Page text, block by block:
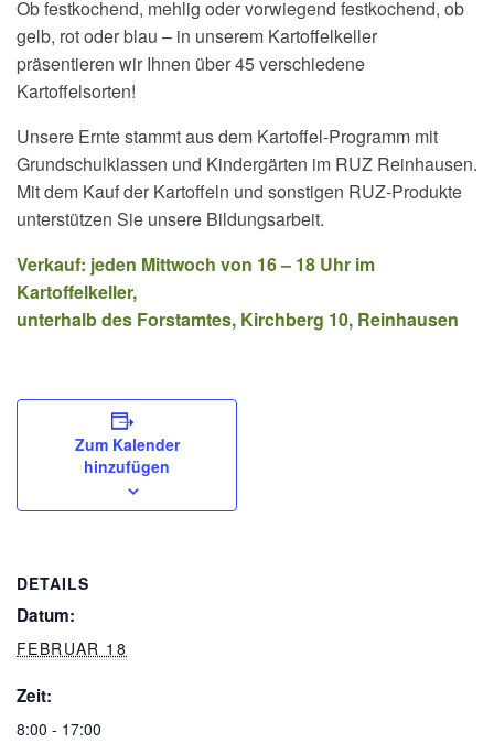
Ob festkochend, mehlig oder vorwiegend festkochend, ob
gelb, rot oder blau – in unserem Kartoffelkeller
präsentieren wir Ihnen über 45 verschiedene
Kartoffelsorten!
Unsere Ernte stammt aus dem Kartoffel-Programm mit
Grundschulklassen und Kindergärten im RUZ Reinhausen.
Mit dem Kauf der Kartoffeln und sonstigen RUZ-Produkte
unterstützen Sie unsere Bildungsarbeit.
Verkauf: jeden Mittwoch von 16 – 18 Uhr im
Kartoffelkeller,
unterhalb des Forstamtes, Kirchberg 10, Reinhausen
Zum Kalender
hinzufügen
DETAILS
Datum:
FEBRUAR 18
Zeit:
8:00 - 17:00